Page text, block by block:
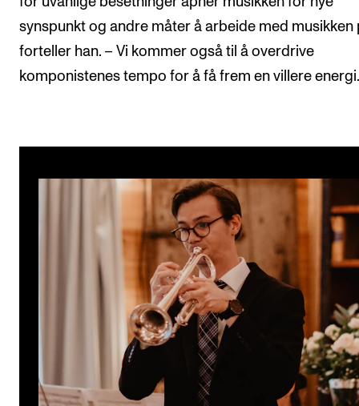
synspunkt og andre måter å arbeide med musikken
forteller han. – Vi kommer også til å overdrive
komponistenes tempo for å få frem en villere energi.